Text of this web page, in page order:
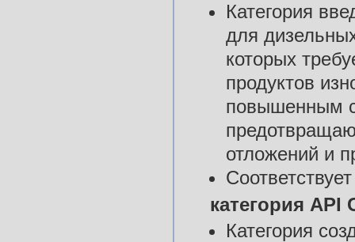
Категория
для
которых
продуктов
повышенным
отложений и
категория API
Категория